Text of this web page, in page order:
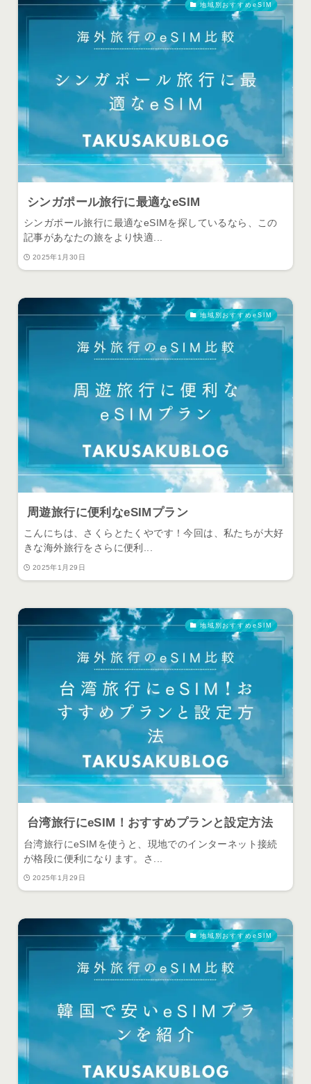
地域別おすすめeSIM
シンガポール旅行に最適なeSIM
シンガポール旅行に最適なeSIMを探しているなら、この
記事があなたの旅をより快適...
2025年1月30日
地域別おすすめeSIM
周遊旅行に便利なeSIMプラン
こんにちは、さくらとたくやです！今回は、私たちが大好
きな海外旅行をさらに便利...
2025年1月29日
地域別おすすめeSIM
台湾旅行にeSIM！おすすめプランと設定方法
台湾旅行にeSIMを使うと、現地でのインターネット接続
が格段に便利になります。さ...
2025年1月29日
地域別おすすめeSIM